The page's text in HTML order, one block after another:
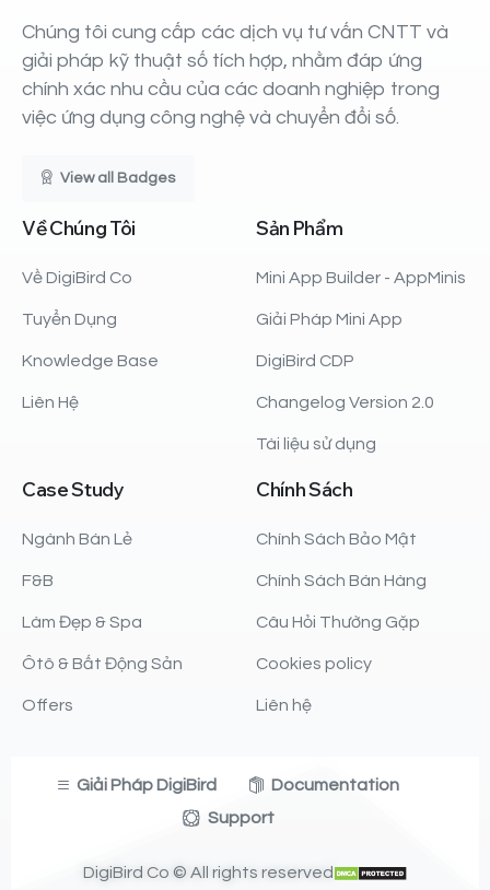
Chúng tôi cung cấp các dịch vụ tư vấn CNTT và
giải pháp kỹ thuật số tích hợp, nhằm đáp ứng
chính xác nhu cầu của các doanh nghiệp trong
việc ứng dụng công nghệ và chuyển đổi số.
View all Badges
VềChúngTôi
Về DigiBird Co
Tuyển Dụng
Knowledge Base
Liên Hệ
Sản Phẩm
Mini App Builder - AppMinis
Giải Pháp Mini App
DigiBird CDP
Changelog Version 2.0
Tài liệu sử dụng
CaseStudy
Ngành Bán Lẻ
F&B
Làm Đẹp & Spa
Ôtô & Bất Động Sản
Offers
ChínhSách
Chính Sách Bảo Mật
Chính Sách Bán Hàng
Câu Hỏi Thường Gặp
Cookies policy
Liên hệ
Giải Pháp DigiBird
Documentation
Support
DigiBird Co © All rights reserved